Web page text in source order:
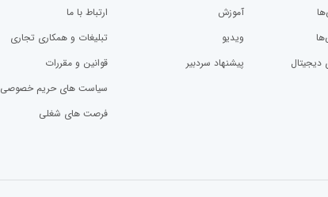
آموزش
ویدیو
پیشنهاد سردبیر
ارتباط با ما
تبلیغات و همکاری تجاری
قوانین و مقررات
سیاست های حریم خصوصی
فرصت های شغلی